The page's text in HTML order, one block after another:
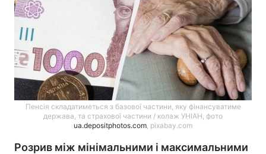
Пенсія складатиметься з базової частини, яку фінансуватиме
держава, та страхової частини / колаж УНІАН, фото
ua.depositphotos.com , pixabay.com
Розрив між мінімальними і максимальними